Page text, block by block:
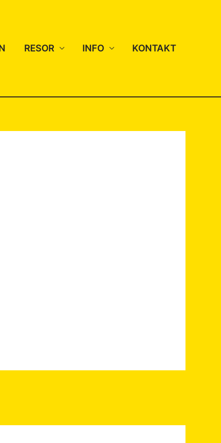
RESOR INFO KONTAKT